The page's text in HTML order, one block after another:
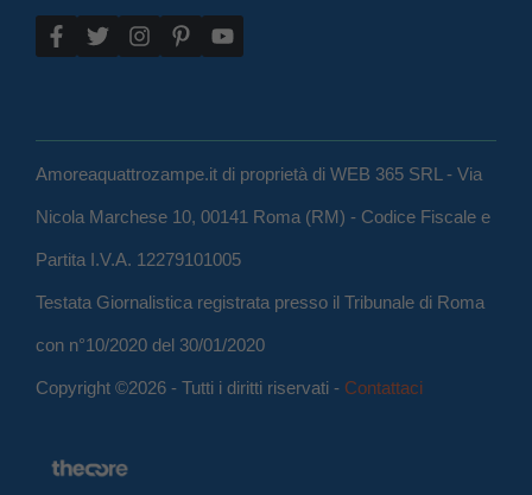
Amoreaquattrozampe.it di proprietà di WEB 365 SRL - Via
Nicola Marchese 10, 00141 Roma (RM) - Codice Fiscale e
Partita I.V.A. 12279101005
Testata Giornalistica registrata presso il Tribunale di Roma
con n°10/2020 del 30/01/2020
Copyright ©2026 - Tutti i diritti riservati - Contattaci